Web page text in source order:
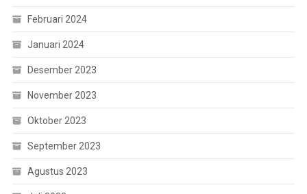
Februari 2024
Januari 2024
Desember 2023
November 2023
Oktober 2023
September 2023
Agustus 2023